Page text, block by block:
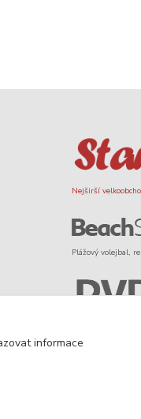
Nejširší
Plážový volejbal,
informace